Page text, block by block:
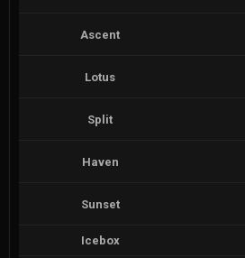
Ascent
Lotus
Split
Haven
Sunset
Icebox